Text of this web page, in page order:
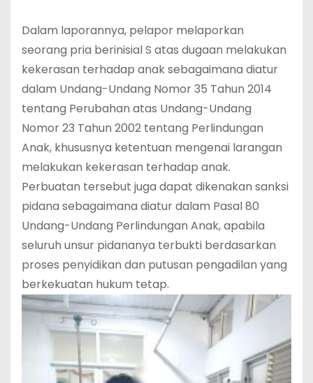
Dalam laporannya, pelapor melaporkan
seorang pria berinisial S atas dugaan melakukan
kekerasan terhadap anak sebagaimana diatur
dalam Undang-Undang Nomor 35 Tahun 2014
tentang Perubahan atas Undang-Undang
Nomor 23 Tahun 2002 tentang Perlindungan
Anak, khususnya ketentuan mengenai larangan
melakukan kekerasan terhadap anak.
Perbuatan tersebut juga dapat dikenakan sanksi
pidana sebagaimana diatur dalam Pasal 80
Undang-Undang Perlindungan Anak, apabila
seluruh unsur pidananya terbukti berdasarkan
proses penyidikan dan putusan pengadilan yang
berkekuatan hukum tetap.